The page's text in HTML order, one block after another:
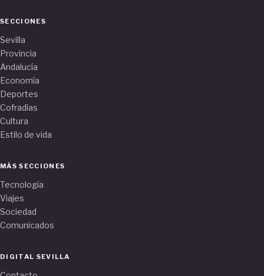
SECCIONES
Sevilla
Provincia
Andalucía
Economía
Deportes
Cofradías
Cultura
Estilo de vida
MÁS SECCIONES
Tecnología
Viajes
Sociedad
Comunicados
DIGITAL SEVILLA